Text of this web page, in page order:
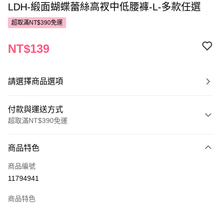
LDH-緞面蝴蝶蕾絲高衩中低腰褲-L-多款任選
超取滿NT$390免運
NT$139
請選擇商品選項
付款與運送方式
超取滿NT$390免運
POYA支付
信用卡一次付款
商品特色
商品編號
11794941
商品特色